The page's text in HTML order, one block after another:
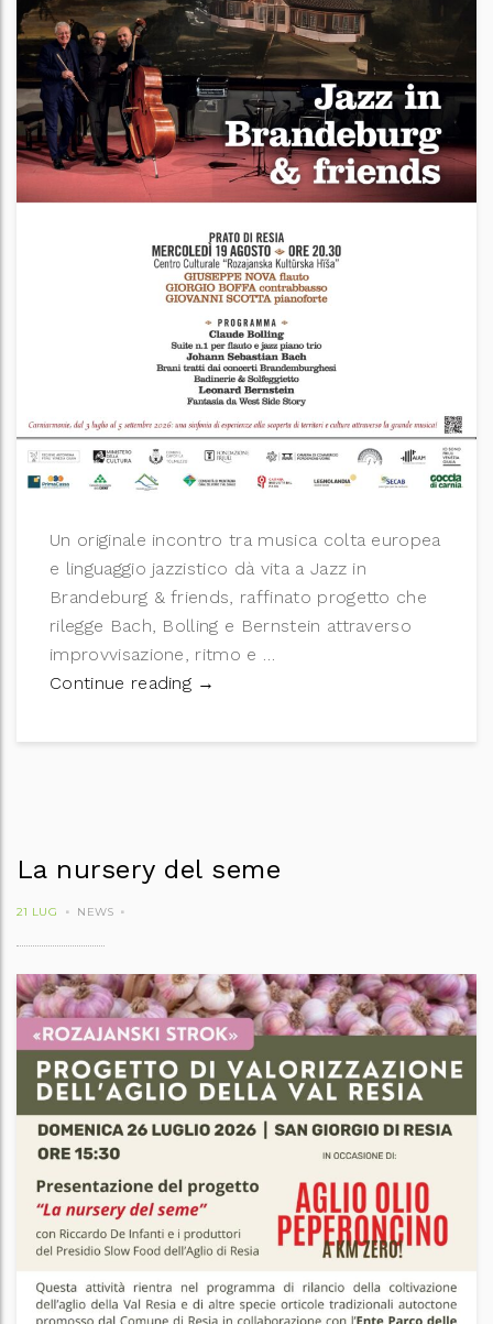
Un originale incontro tra musica colta europea
e linguaggio jazzistico dà vita a Jazz in
Brandeburg & friends, raffinato progetto che
rilegge Bach, Bolling e Bernstein attraverso
improvvisazione, ritmo e …
Continue reading Concerto di carniarmonie
→
La nursery del seme
21 LUG NEWS